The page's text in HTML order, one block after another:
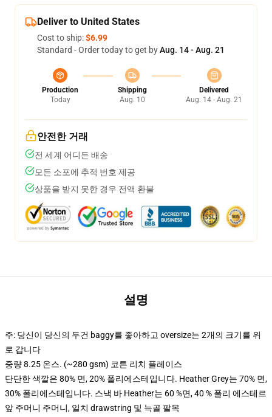
Deliver to United States
Cost to ship:$6.99
Standard - Order today to get byAug. 14 - Aug. 21
Production
Today
Shipping
Aug. 10
Delivered
Aug. 14 - Aug. 21
안전한 거래
전 세계 어디든 배송
모든 소포에 추적 번호 제공
상품을 받지 못한 경우 전액 환불
설명
주: 당신이 당신의 두건 baggy를 좋아하고 oversize는 2개의 크기를 위
로 갑니다
중량 8.25 온스. (~280 gsm) 코튼 리치 플레이스
단단한 색깔은 80% 면, 20% 폴리에스테입니다. Heather Grey는 70% 면,
30% 폴리에스테입니다. 스낵 바 Heather는 60 %면, 40 % 폴리 에스테르
앞 주머니 주머니, 일치 drawstring 및 늑골 팔목